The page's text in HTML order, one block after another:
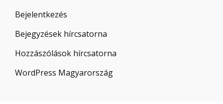
Bejelentkezés
Bejegyzések hírcsatorna
Hozzászólások hírcsatorna
WordPress Magyarország